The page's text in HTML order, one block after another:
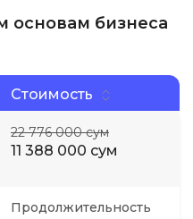
основам бизнеса
Стоимость
22 776 000 сум
11 388 000 сум
Продолжительность